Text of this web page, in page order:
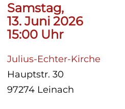
Samstag,
13. Juni 2026
15:00 Uhr
Julius-Echter-Kirche
Hauptstr. 30
97274 Leinach